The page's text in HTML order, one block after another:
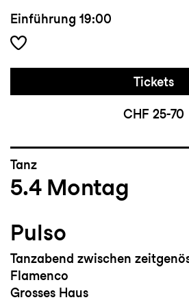
Einführung 19:00
Tickets
CHF 25-70
Tanz
5.4 Montag
Pulso
Tanzabend zwischen
Flamenco
Grosses Haus